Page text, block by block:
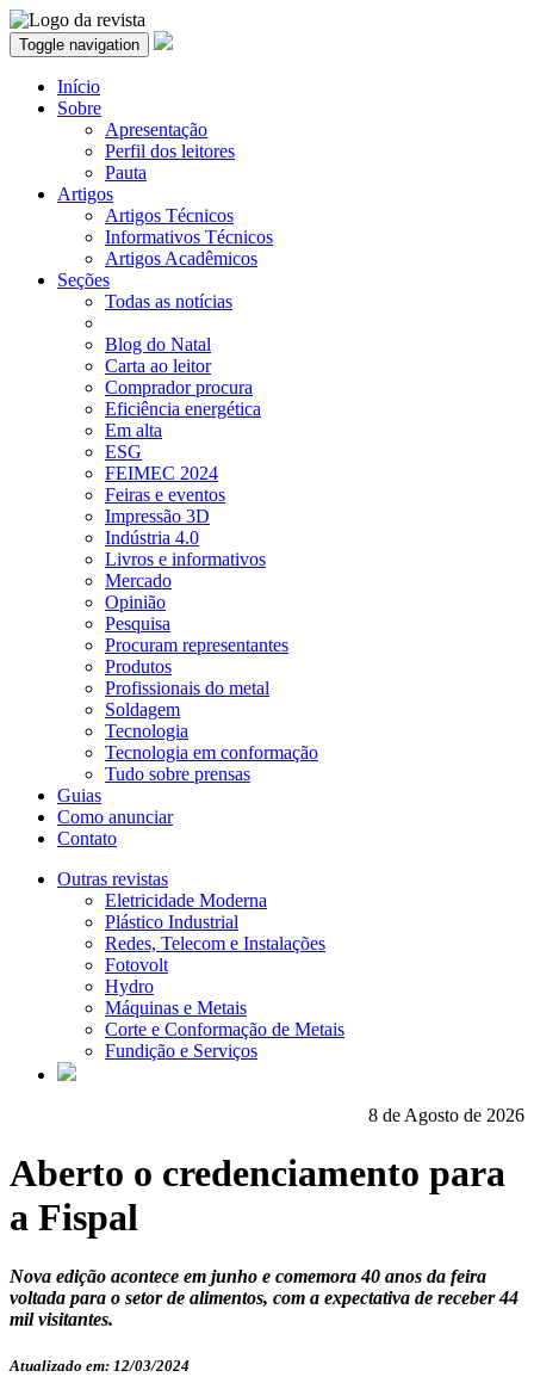
Toggle navigation
Início
Sobre
Apresentação
Perfil dos leitores
Pauta
Artigos
Artigos Técnicos
Informativos Técnicos
Artigos Acadêmicos
Seções
Todas as notícias
Blog do Natal
Carta ao leitor
Comprador procura
Eficiência energética
Em alta
ESG
FEIMEC 2024
Feiras e eventos
Impressão 3D
Indústria 4.0
Livros e informativos
Mercado
Opinião
Pesquisa
Procuram representantes
Produtos
Profissionais do metal
Soldagem
Tecnologia
Tecnologia em conformação
Tudo sobre prensas
Guias
Como anunciar
Contato
Outras revistas
Eletricidade Moderna
Plástico Industrial
Redes, Telecom e Instalações
Fotovolt
Hydro
Máquinas e Metais
Corte e Conformação de Metais
Fundição e Serviços
8 de Agosto de 2026
Aberto o credenciamento para
a Fispal
Nova edição acontece em junho e comemora 40 anos da feira
voltada para o setor de alimentos, com a expectativa de receber 44
mil visitantes.
Atualizado em: 12/03/2024